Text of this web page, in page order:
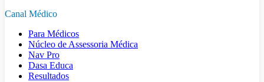
Canal Médico
Para Médicos
Núcleo de Assessoria Médica
Nav Pro
Dasa Educa
Resultados